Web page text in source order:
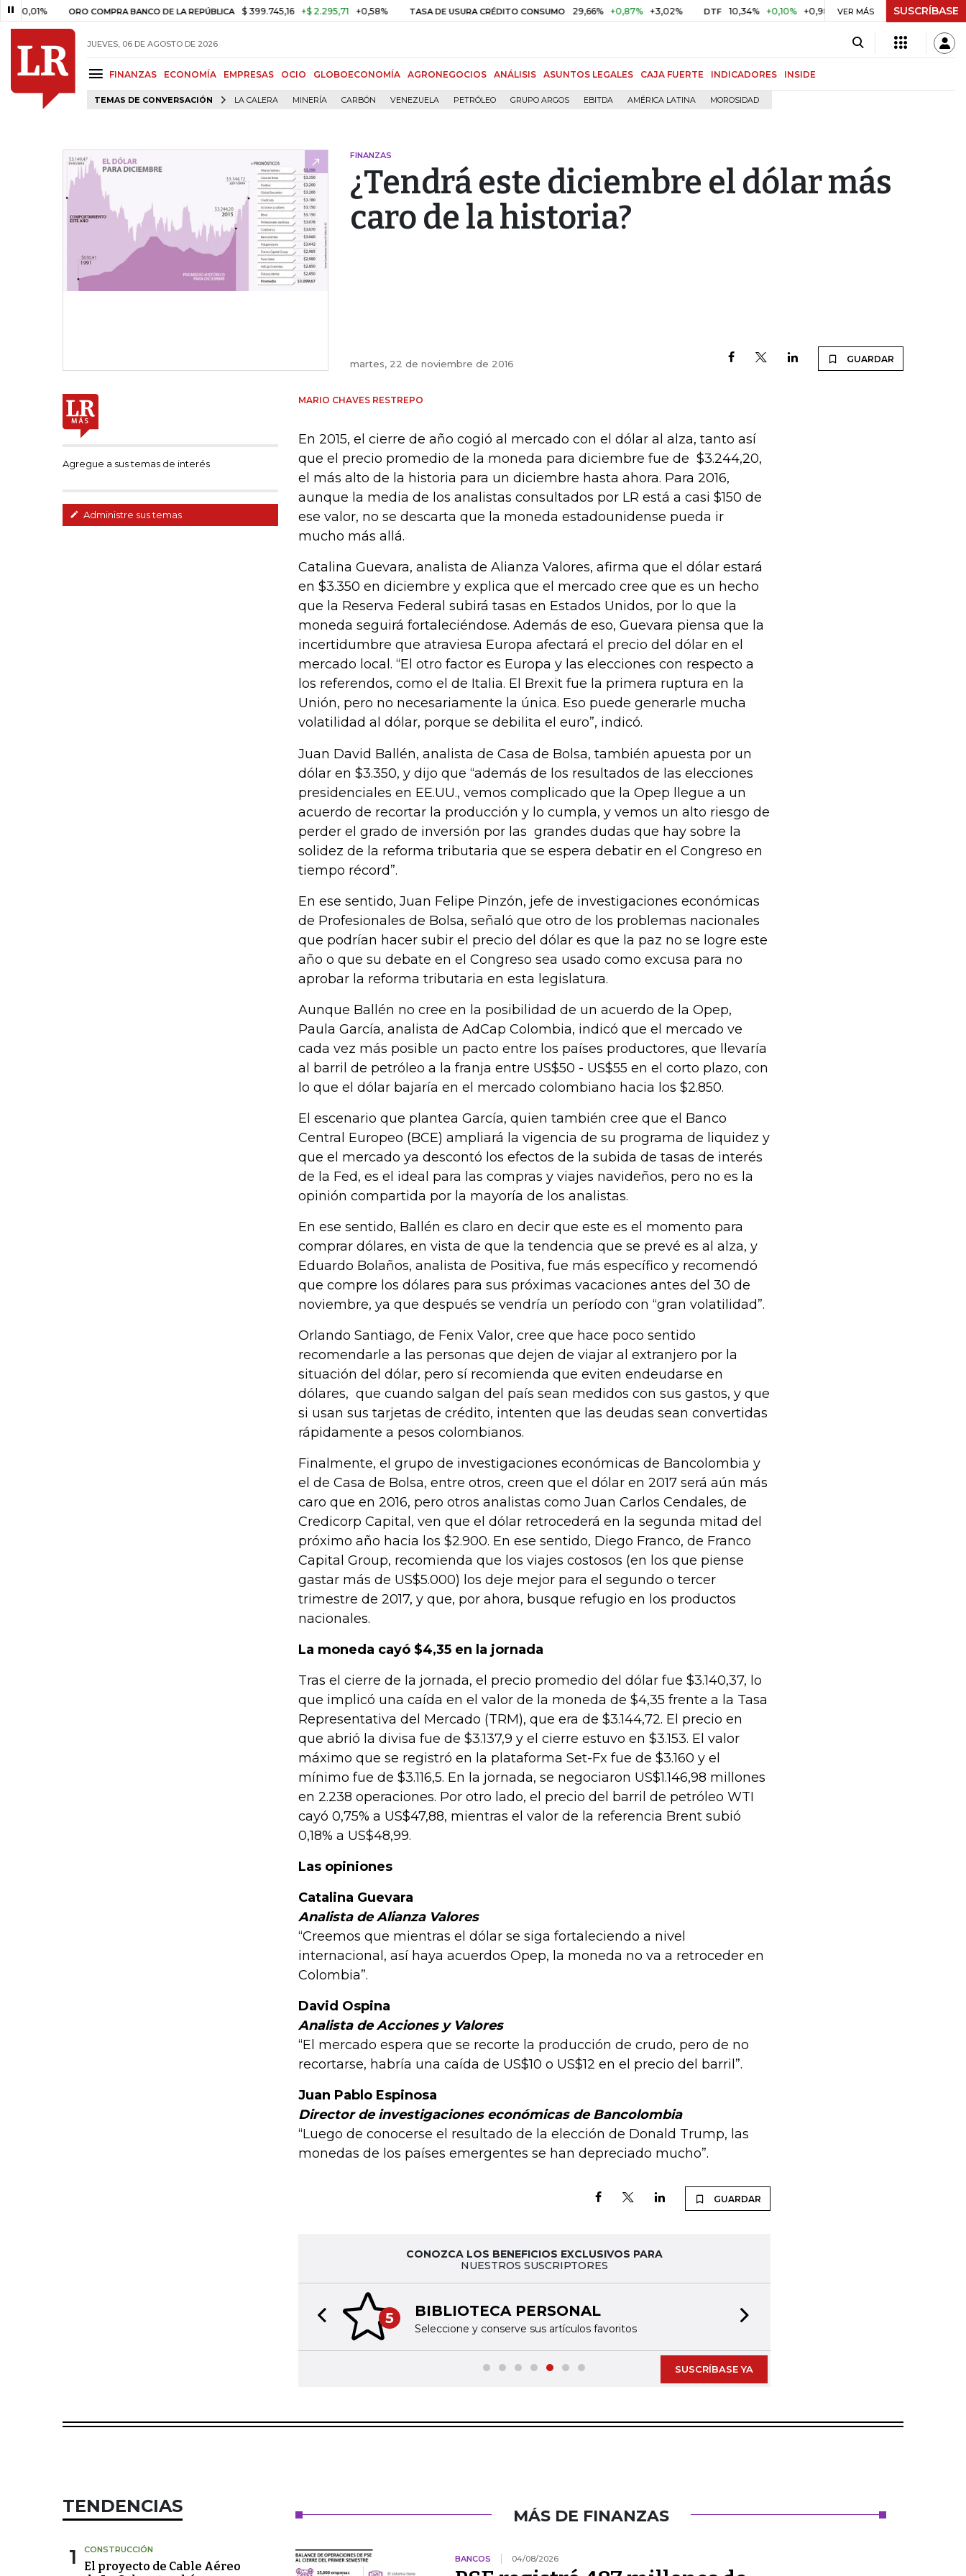
ORO COMPRA BANCO DE LA REPÚBLICA $ 399.745,16 +$ 2.295,71 +0,58% TASA DE USURA CRÉDITO CONSUMO 29,66% +0,87% +3,02% DTF 10,34% +0,10% +0,98% UVR $ 416,86 +$ 0,05 +0,01%
VER MÁS SUSCRÍBASE
JUEVES, 06 DE AGOSTO DE 2026
FINANZAS ECONOMÍA EMPRESAS OCIO GLOBOECONOMÍA AGRONEGOCIOS ANÁLISIS ASUNTOS LEGALES CAJA FUERTE INDICADORES INSIDE
TEMAS DE CONVERSACIÓN LA CALERA MINERÍA CARBÓN VENEZUELA PETRÓLEO GRUPO ARGOS EBITDA AMÉRICA LATINA MOROSIDAD
FINANZAS
¿Tendrá este diciembre el dólar más
caro de la historia?
martes, 22 de noviembre de 2016 GUARDAR
Agregue a sus temas de interés
Administre sus temas
MARIO CHAVES RESTREPO
En 2015, el cierre de año cogió al mercado con el dólar al alza, tanto así
que el precio promedio de la moneda para diciembre fue de $3.244,20,
el más alto de la historia para un diciembre hasta ahora. Para 2016,
aunque la media de los analistas consultados por LR está a casi $150 de
ese valor, no se descarta que la moneda estadounidense pueda ir
mucho más allá.
Catalina Guevara, analista de Alianza Valores, afirma que el dólar estará
en $3.350 en diciembre y explica que el mercado cree que es un hecho
que la Reserva Federal subirá tasas en Estados Unidos, por lo que la
moneda seguirá fortaleciéndose. Además de eso, Guevara piensa que la
incertidumbre que atraviesa Europa afectará el precio del dólar en el
mercado local. “El otro factor es Europa y las elecciones con respecto a
los referendos, como el de Italia. El Brexit fue la primera ruptura en la
Unión, pero no necesariamente la única. Eso puede generarle mucha
volatilidad al dólar, porque se debilita el euro”, indicó.
Juan David Ballén, analista de Casa de Bolsa, también apuesta por un
dólar en $3.350, y dijo que “además de los resultados de las elecciones
presidenciales en EE.UU., vemos complicado que la Opep llegue a un
acuerdo de recortar la producción y lo cumpla, y vemos un alto riesgo de
perder el grado de inversión por las grandes dudas que hay sobre la
solidez de la reforma tributaria que se espera debatir en el Congreso en
tiempo récord”.
En ese sentido, Juan Felipe Pinzón, jefe de investigaciones económicas
de Profesionales de Bolsa, señaló que otro de los problemas nacionales
que podrían hacer subir el precio del dólar es que la paz no se logre este
año o que su debate en el Congreso sea usado como excusa para no
aprobar la reforma tributaria en esta legislatura.
Aunque Ballén no cree en la posibilidad de un acuerdo de la Opep,
Paula García, analista de AdCap Colombia, indicó que el mercado ve
cada vez más posible un pacto entre los países productores, que llevaría
al barril de petróleo a la franja entre US$50 - US$55 en el corto plazo, con
lo que el dólar bajaría en el mercado colombiano hacia los $2.850.
El escenario que plantea García, quien también cree que el Banco
Central Europeo (BCE) ampliará la vigencia de su programa de liquidez y
que el mercado ya descontó los efectos de la subida de tasas de interés
de la Fed, es el ideal para las compras y viajes navideños, pero no es la
opinión compartida por la mayoría de los analistas.
En ese sentido, Ballén es claro en decir que este es el momento para
comprar dólares, en vista de que la tendencia que se prevé es al alza, y
Eduardo Bolaños, analista de Positiva, fue más específico y recomendó
que compre los dólares para sus próximas vacaciones antes del 30 de
noviembre, ya que después se vendría un período con “gran volatilidad”.
Orlando Santiago, de Fenix Valor, cree que hace poco sentido
recomendarle a las personas que dejen de viajar al extranjero por la
situación del dólar, pero sí recomienda que eviten endeudarse en
dólares, que cuando salgan del país sean medidos con sus gastos, y que
si usan sus tarjetas de crédito, intenten que las deudas sean convertidas
rápidamente a pesos colombianos.
Finalmente, el grupo de investigaciones económicas de Bancolombia y
el de Casa de Bolsa, entre otros, creen que el dólar en 2017 será aún más
caro que en 2016, pero otros analistas como Juan Carlos Cendales, de
Credicorp Capital, ven que el dólar retrocederá en la segunda mitad del
próximo año hacia los $2.900. En ese sentido, Diego Franco, de Franco
Capital Group, recomienda que los viajes costosos (en los que piense
gastar más de US$5.000) los deje mejor para el segundo o tercer
trimestre de 2017, y que, por ahora, busque refugio en los productos
nacionales.
La moneda cayó $4,35 en la jornada
Tras el cierre de la jornada, el precio promedio del dólar fue $3.140,37, lo
que implicó una caída en el valor de la moneda de $4,35 frente a la Tasa
Representativa del Mercado (TRM), que era de $3.144,72. El precio en
que abrió la divisa fue de $3.137,9 y el cierre estuvo en $3.153. El valor
máximo que se registró en la plataforma Set-Fx fue de $3.160 y el
mínimo fue de $3.116,5. En la jornada, se negociaron US$1.146,98 millones
en 2.238 operaciones. Por otro lado, el precio del barril de petróleo WTI
cayó 0,75% a US$47,88, mientras el valor de la referencia Brent subió
0,18% a US$48,99.
Las opiniones
Catalina Guevara
Analista de Alianza Valores
“Creemos que mientras el dólar se siga fortaleciendo a nivel
internacional, así haya acuerdos Opep, la moneda no va a retroceder en
Colombia”.
David Ospina
Analista de Acciones y Valores
“El mercado espera que se recorte la producción de crudo, pero de no
recortarse, habría una caída de US$10 o US$12 en el precio del barril”.
Juan Pablo Espinosa
Director de investigaciones económicas de Bancolombia
“Luego de conocerse el resultado de la elección de Donald Trump, las
monedas de los países emergentes se han depreciado mucho”.
GUARDAR
CONOZCA LOS BENEFICIOS EXCLUSIVOS PARA
NUESTROS SUSCRIPTORES
5 BIBLIOTECA PERSONAL
Seleccione y conserve sus artículos favoritos
Previous slide
SUSCRÍBASE YA
TENDENCIAS
1 CONSTRUCCIÓN
El proyecto de Cable Aéreo
MÁS DE FINANZAS
BANCOS 04/08/2026